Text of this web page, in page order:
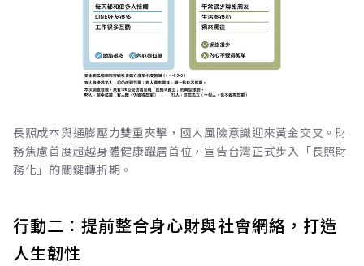
長照成本與通膨壓力雙重夾擊，國人風險意識迎來黃金交叉。財
務焦慮首度超越身體健康躍居首位，宣告台灣正式步入「長照財
務化」的關鍵轉折期。
行動二：提前整合身心財與社會網絡，打造
人生韌性